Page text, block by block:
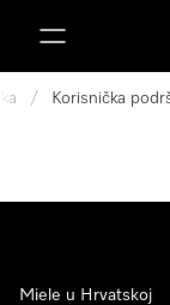
/ Korisnička
Miele u Hrvatskoj